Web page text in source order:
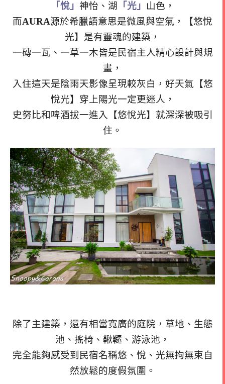
「悅」 神怡、湖 「光」
山色，
而AURA源於希臘語意思是微風與空氣，【悠悅
光】是有靈魂的建築，
一磚一瓦、一草一木皆是民宿主人精心設計與規
畫，
入住這天是陰雨天影像呈現較灰白，好天氣【悠
悅光】穿上陽光一定更迷人，
史努比和啤酒拔一進入【悠悅光】就深深被吸引
住。
除了主建築，還有相當寬廣的庭院，草地、生態
池、搖椅、鞦韆、游泳池，
完全能夠感受到民宿名稱悠、悅、光無拘無束自
然放鬆的度假氛圍。